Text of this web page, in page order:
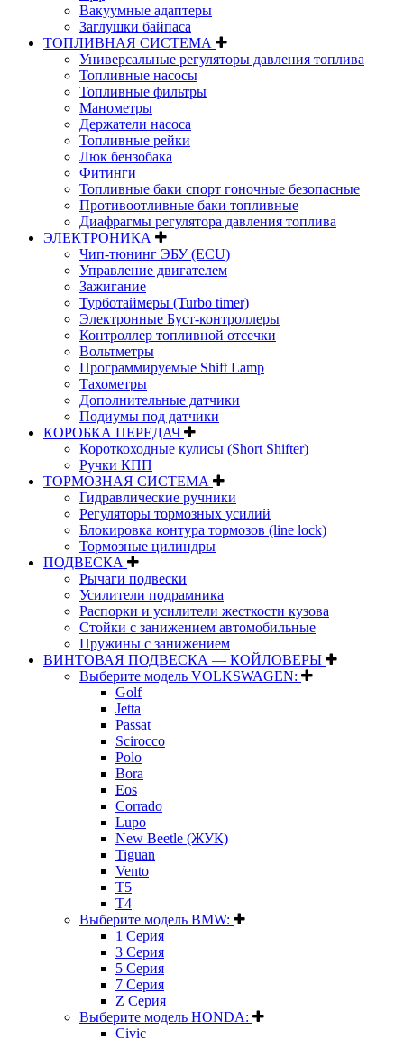
Вакуумные адаптеры
Заглушки байпаса
ТОПЛИВНАЯ СИСТЕМА
Универсальные регуляторы давления топлива
Топливные насосы
Топливные фильтры
Манометры
Держатели насоса
Топливные рейки
Люк бензобака
Фитинги
Топливные баки спорт гоночные безопасные
Противоотливные баки топливные
Диафрагмы регулятора давления топлива
ЭЛЕКТРОНИКА
Чип-тюнинг ЭБУ (ECU)
Управление двигателем
Зажигание
Турботаймеры (Turbo timer)
Электронные Буст-контроллеры
Контроллер топливной отсечки
Вольтметры
Программируемые Shift Lamp
Тахометры
Дополнительные датчики
Подиумы под датчики
КОРОБКА ПЕРЕДАЧ
Короткоходные кулисы (Short Shifter)
Ручки КПП
ТОРМОЗНАЯ СИСТЕМА
Гидравлические ручники
Регуляторы тормозных усилий
Блокировка контура тормозов (line lock)
Тормозные цилиндры
ПОДВЕСКА
Рычаги подвески
Усилители подрамника
Распорки и усилители жесткости кузова
Стойки с занижением автомобильные
Пружины с занижением
ВИНТОВАЯ ПОДВЕСКА — КОЙЛОВЕРЫ
Выберите модель VOLKSWAGEN:
Golf
Jetta
Passat
Scirocco
Polo
Bora
Eos
Corrado
Lupo
New Beetle (ЖУК)
Tiguan
Vento
T5
T4
Выберите модель BMW:
1 Серия
3 Серия
5 Серия
7 Серия
Z Серия
Выберите модель HONDA:
Civic